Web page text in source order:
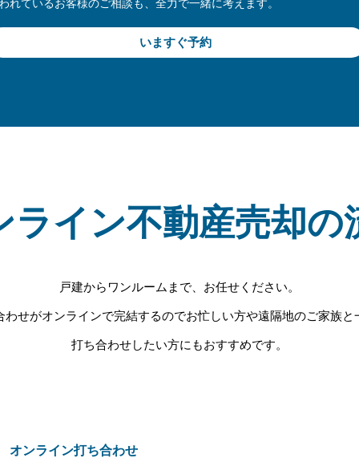
れているお客様のご相談も、全力で一緒に考えます。
いますぐ予約
ライン不動産売却の
​戸建からワンルームまで、お任せください。
わせがオンラインで完結するのでお忙しい方や遠隔地のご家族と
打ち合わせしたい方にもおすすめです。
オンライン打ち合わせ